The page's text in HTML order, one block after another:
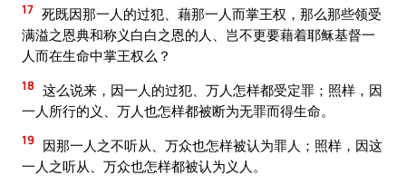
17 死既因那一人的过犯、藉那一人而掌王权，那么那些领受
满溢之恩典和称义白白之恩的人、岂不更要藉着耶稣基督一
人而在生命中掌王权么？
18 这么说来，因一人的过犯、万人怎样都受定罪；照样，因
一人所行的义、万人也怎样都被断为无罪而得生命。
19
因那一人之不听从、万众也怎样被认为罪人；照样，因这
一人之听从、万众也怎样都被认为义人。